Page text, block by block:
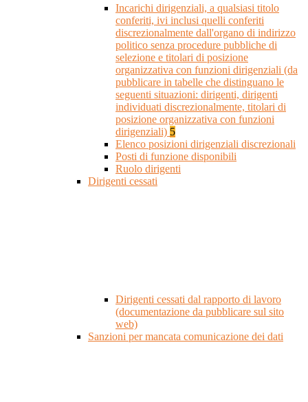
Incarichi dirigenziali, a qualsiasi titolo
conferiti, ivi inclusi quelli conferiti
discrezionalmente dall'organo di indirizzo
politico senza procedure pubbliche di
selezione e titolari di posizione
organizzativa con funzioni dirigenziali (da
pubblicare in tabelle che distinguano le
seguenti situazioni: dirigenti, dirigenti
individuati discrezionalmente, titolari di
posizione organizzativa con funzioni
dirigenziali) 5
Elenco posizioni dirigenziali discrezionali
Posti di funzione disponibili
Ruolo dirigenti
Dirigenti cessati
Dirigenti cessati dal rapporto di lavoro
(documentazione da pubblicare sul sito
web)
Sanzioni per mancata comunicazione dei dati